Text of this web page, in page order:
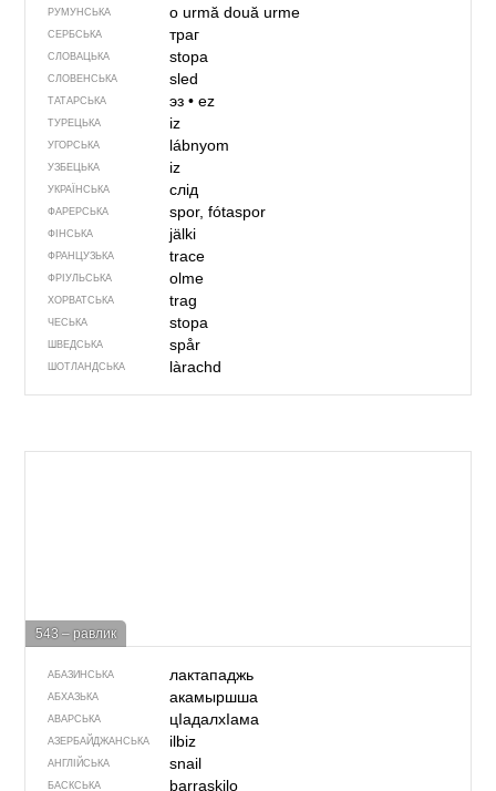
РУМУНСЬКА o urmădouă urme
СЕРБСЬКА траг
СЛОВАЦЬКА stopa
СЛОВЕНСЬКА sled
ТАТАРСЬКА эз• ez
ТУРЕЦЬКА iz
УГОРСЬКА lábnyom
УЗБЕЦЬКА iz
УКРАЇНСЬКА слід
ФАРЕРСЬКА spor, fótaspor
ФІНСЬКА jälki
ФРАНЦУЗЬКА trace
ФРІУЛЬСЬКА olme
ХОРВАТСЬКА trag
ЧЕСЬКА stopa
ШВЕДСЬКА spår
ШОТЛАНДСЬКА làrachd
543 – равлик
АБАЗИНСЬКА лактападжь
АБХАЗЬКА акамыршша
АВАРСЬКА цIадалхIама
АЗЕРБАЙДЖАНСЬКА ilbiz
АНГЛІЙСЬКА snail
БАСКСЬКА barraskilo